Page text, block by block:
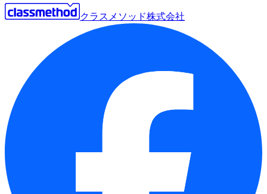
クラスメソッド株式会社